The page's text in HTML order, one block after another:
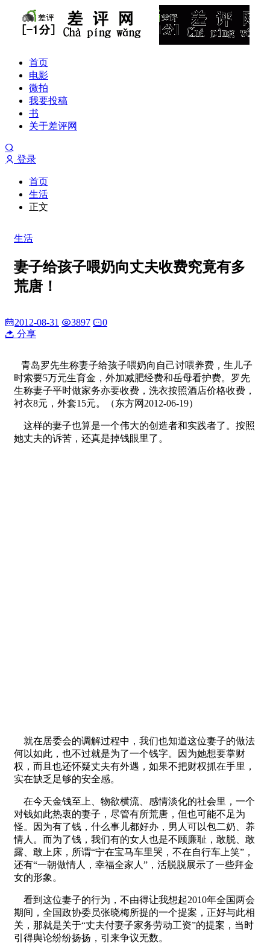
首页
电影
微拍
我要投稿
书
关于差评网
登录
首页
生活
正文
生活
妻子给孩子喂奶向丈夫收费究竟有多
荒唐！
2012-08-31 3897
0
分享
青岛罗先生称妻子给孩子喂奶向自己讨喂养费，生儿子
时索要5万元生育金，外加减肥经费和岳母看护费。罗先
生称妻子平时做家务亦要收费，洗衣按照酒店价格收费，
衬衣8元，外套15元。（东方网2012-06-19）
这样的妻子也算是一个伟大的创造者和实践者了。按照
她丈夫的诉苦，还真是掉钱眼里了。
就在居委会的调解过程中，我们也知道这位妻子的做法
何以如此，也不过就是为了一个钱字。因为她想要掌财
权，而且也还怀疑丈夫有外遇，如果不把财权抓在手里，
实在缺乏足够的安全感。
在今天金钱至上、物欲横流、感情淡化的社会里，一个
对钱如此热衷的妻子，尽管有所荒唐，但也可能不足为
怪。因为有了钱，什么事儿都好办，男人可以包二奶、养
情人。而为了钱，我们有的女人也是不顾廉耻，敢脱、敢
露、敢上床，所谓“宁在宝马车里哭，不在自行车上笑”，
还有“一朝做情人，幸福全家人”，活脱脱展示了一些拜金
女的形象。
看到这位妻子的行为，不由得让我想起2010年全国两会
期间，全国政协委员张晓梅所提的一个提案，正好与此相
关，那就是关于“丈夫付妻子家务劳动工资”的提案，当时
引得舆论纷纷扬扬，引来争议无数。